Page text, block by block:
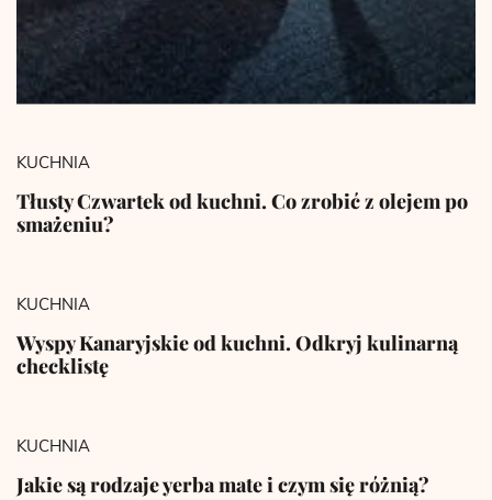
KUCHNIA
Tłusty Czwartek od kuchni. Co zrobić z olejem po
smażeniu?
KUCHNIA
Wyspy Kanaryjskie od kuchni. Odkryj kulinarną
checklistę
KUCHNIA
Jakie są rodzaje yerba mate i czym się różnią?